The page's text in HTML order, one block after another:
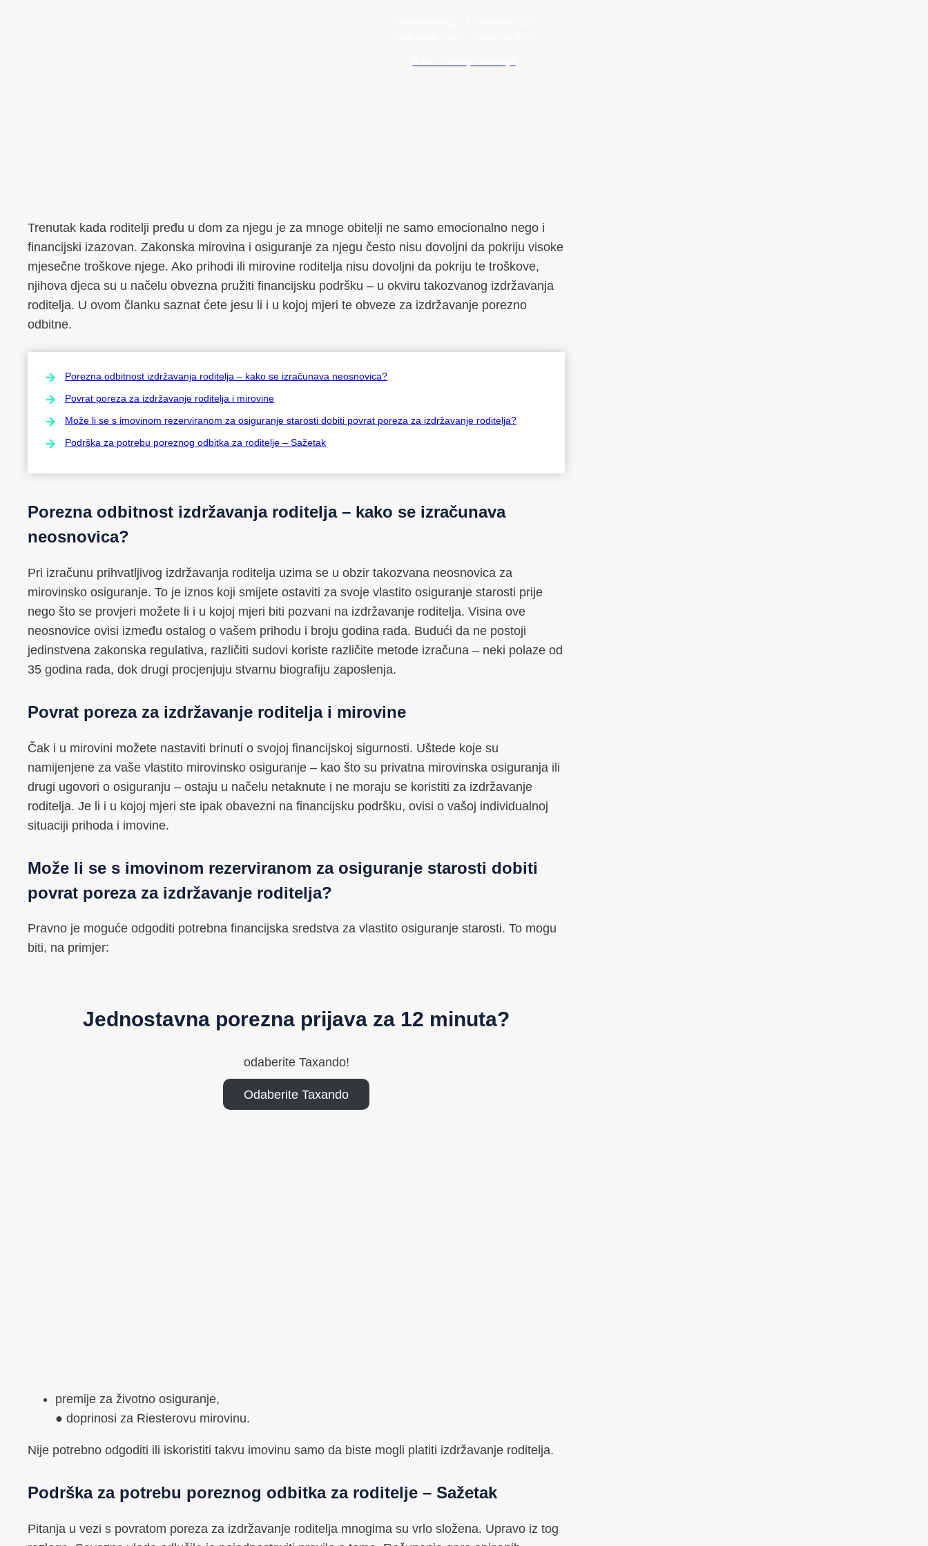
Trenutak kada roditelji pređu u dom za njegu je za mnoge obitelji ne samo emocionalno nego i
financijski izazovan. Zakonska mirovina i osiguranje za njegu često nisu dovoljni da pokriju visoke
mjesečne troškove njege. Ako prihodi ili mirovine roditelja nisu dovoljni da pokriju te troškove,
njihova djeca su u načelu obvezna pružiti financijsku podršku – u okviru takozvanog izdržavanja
roditelja. U ovom članku saznat ćete jesu li i u kojoj mjeri te obveze za izdržavanje porezno
odbitne.
Porezna odbitnost izdržavanja roditelja – kako se izračunava neosnovica?
Povrat poreza za izdržavanje roditelja i mirovine
Može li se s imovinom rezerviranom za osiguranje starosti dobiti povrat poreza za izdržavanje roditelja?
Podrška za potrebu poreznog odbitka za roditelje – Sažetak
Porezna odbitnost izdržavanja roditelja – kako se izračunava
neosnovica?
Pri izračunu prihvatljivog izdržavanja roditelja uzima se u obzir takozvana neosnovica za
mirovinsko osiguranje. To je iznos koji smijete ostaviti za svoje vlastito osiguranje starosti prije
nego što se provjeri možete li i u kojoj mjeri biti pozvani na izdržavanje roditelja. Visina ove
neosnovice ovisi između ostalog o vašem prihodu i broju godina rada. Budući da ne postoji
jedinstvena zakonska regulativa, različiti sudovi koriste različite metode izračuna – neki polaze od
35 godina rada, dok drugi procjenjuju stvarnu biografiju zaposlenja.
Povrat poreza za izdržavanje roditelja i mirovine
Čak i u mirovini možete nastaviti brinuti o svojoj financijskoj sigurnosti. Uštede koje su
namijenjene za vaše vlastito mirovinsko osiguranje – kao što su privatna mirovinska osiguranja ili
drugi ugovori o osiguranju – ostaju u načelu netaknute i ne moraju se koristiti za izdržavanje
roditelja. Je li i u kojoj mjeri ste ipak obavezni na financijsku podršku, ovisi o vašoj individualnoj
situaciji prihoda i imovine.
Može li se s imovinom rezerviranom za osiguranje starosti dobiti
povrat poreza za izdržavanje roditelja?
Pravno je moguće odgoditi potrebna financijska sredstva za vlastito osiguranje starosti. To mogu
biti, na primjer:
Jednostavna porezna prijava za 12 minuta?
odaberite Taxando!
Odaberite Taxando
premije za životno osiguranje,
● doprinosi za Riesterovu mirovinu.
Nije potrebno odgoditi ili iskoristiti takvu imovinu samo da biste mogli platiti izdržavanje roditelja.
Podrška za potrebu poreznog odbitka za roditelje – Sažetak
Pitanja u vezi s povratom poreza za izdržavanje roditelja mnogima su vrlo složena. Upravo iz tog